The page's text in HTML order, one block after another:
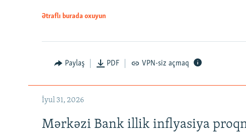
Ətraflı burada oxuyun
Paylaş PDF VPN-siz açmaq
İyul 31, 2026
Mərkəzi Bank illik inflyasiya